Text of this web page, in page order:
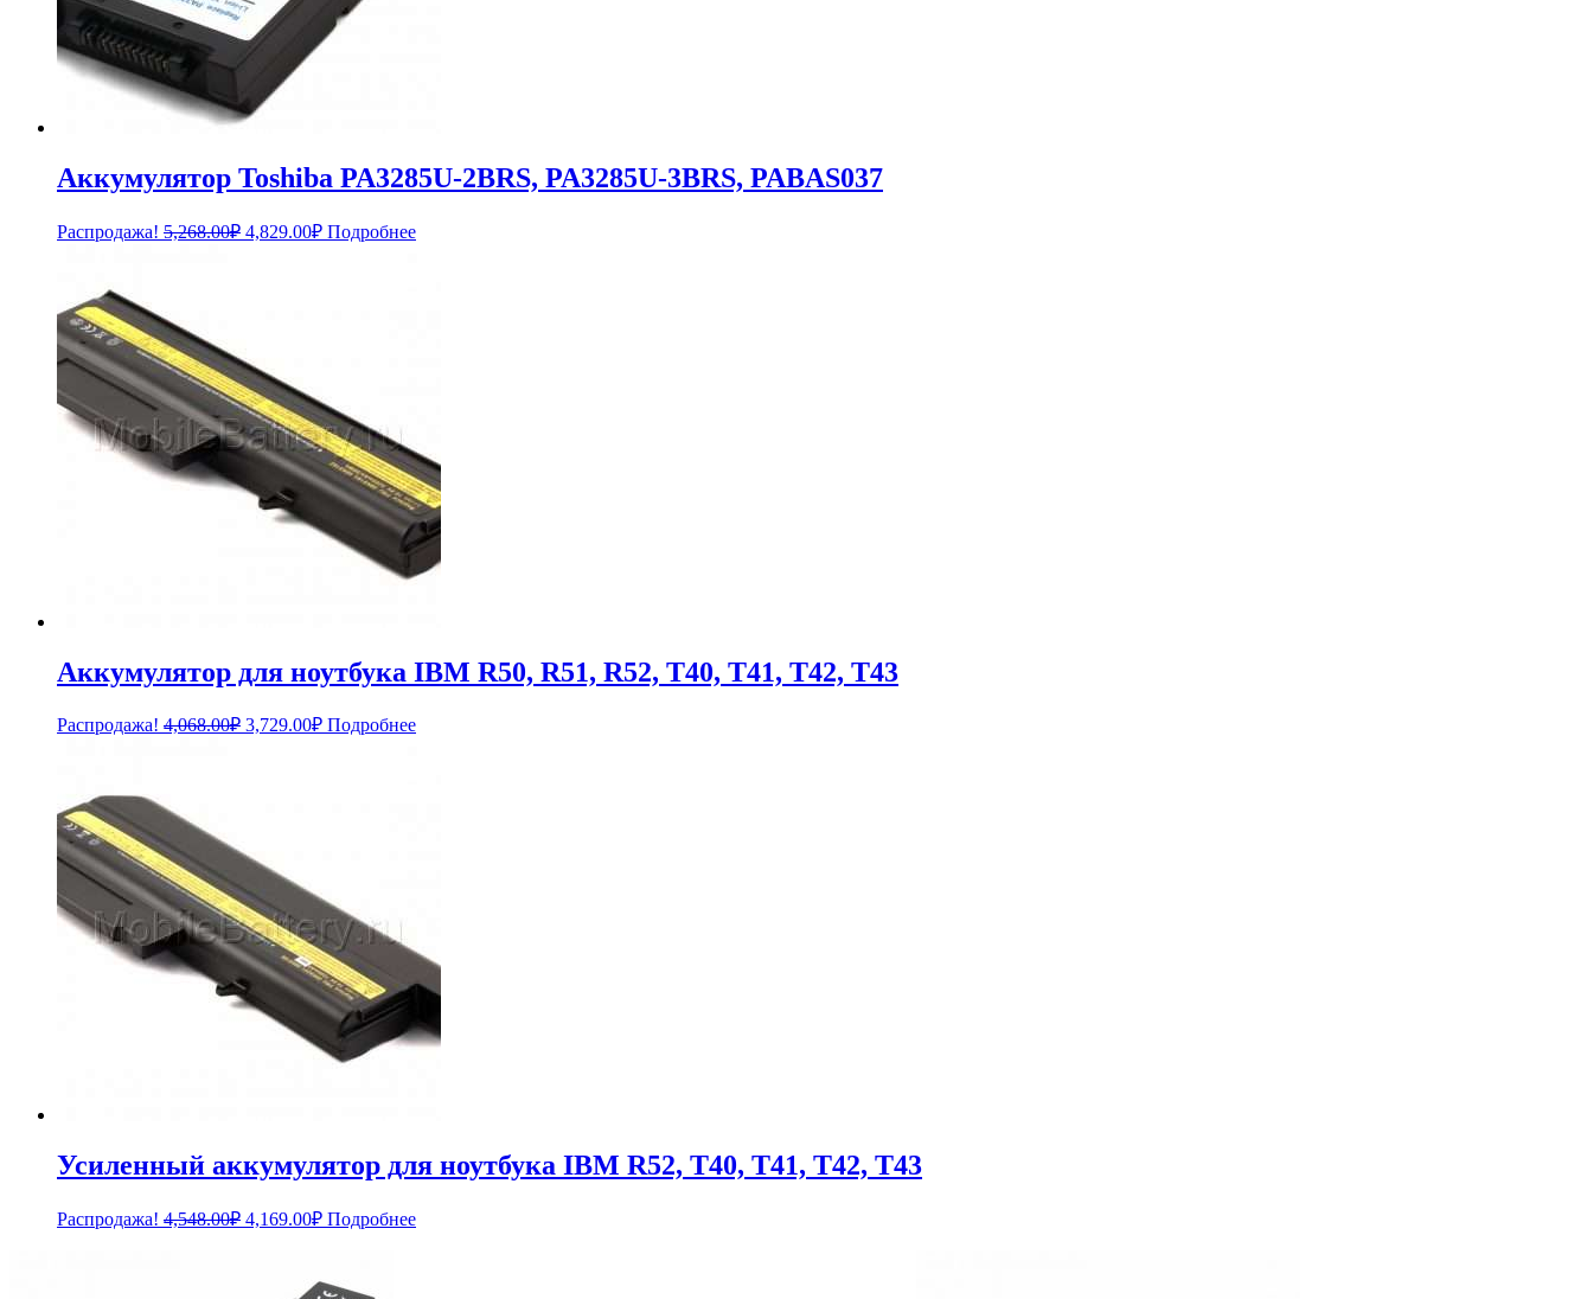
Аккумулятор Toshiba PA3285U-2BRS, PA3285U-3BRS, PABAS037
Распродажа! 5,268.00₽ Первоначальная
4,829.00₽Текущая
цена:
Подробнее
Аккумулятор для ноутбука IBM R50, R51, R52, T40, T41, T42, T43
Распродажа! 4,068.00₽ Первоначальная
3,729.00₽Текущая
Подробнее
Усиленный аккумулятор для ноутбука IBM R52, T40, T41, T42, T43
Распродажа! 4,548.00₽ Первоначальная
4,548.00₽.
4,169.00₽Текущая
цена:
Подробнее